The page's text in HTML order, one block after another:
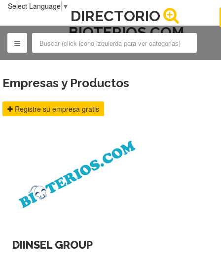
Select Language ▼
DIRECTORIO
BIOTERIOS.COM
Empresas y Productos
Registre su empresa gratis
DIINSEL GROUP